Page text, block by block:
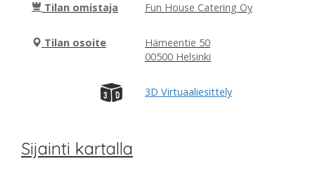
Tilan omistaja Fun House Catering Oy
Tilan osoite
Hämeentie 50
00500 Helsinki
3D Virtuaaliesittely
Sijainti kartalla